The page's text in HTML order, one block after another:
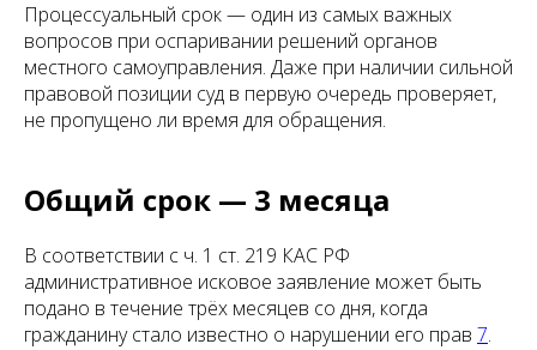
Процессуальный срок — один из самых важных
вопросов при оспаривании решений органов
местного самоуправления. Даже при наличии сильной
правовой позиции суд в первую очередь проверяет,
не пропущено ли время для обращения.
Общий срок — 3 месяца
В соответствии с ч. 1 ст. 219 КАС РФ
административное исковое заявление может быть
подано в течение трёх месяцев со дня, когда
гражданину стало известно о нарушении его прав 7.